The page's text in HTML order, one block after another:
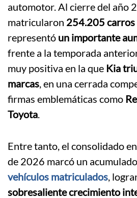
automotor. Al cierre del año
matricularon 254.205 carros
representó un importante
frente a la temporada
muy positiva en la que Kia
marcas, en una cerrada
firmas emblemáticas como
Toyota.
Entre tanto, el consolidado
de 2026 marcó un
vehículos matriculados,
sobresaliente crecimiento